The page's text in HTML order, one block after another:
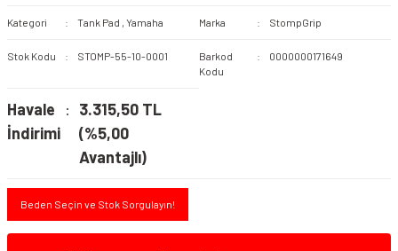
Kategori Tank Pad , Yamaha Marka StompGrip
Stok Kodu STOMP-55-10-0001
Barkod
Kodu
0000000171649
Havale
İndirimi
3.315,50 TL
(%5,00
Avantajlı)
Beden Seçin ve Stok Sorgulayın!